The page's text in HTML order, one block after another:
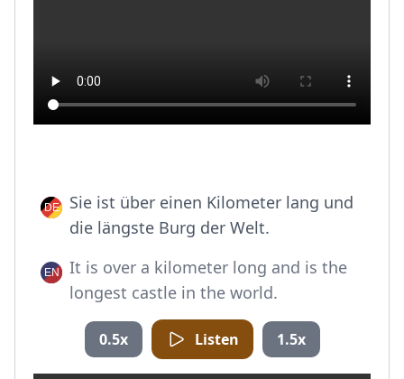
Sie ist über einen Kilometer lang und
die längste Burg der Welt.
It is over a kilometer long and is the
longest castle in the world.
0.5x Listen 1.5x